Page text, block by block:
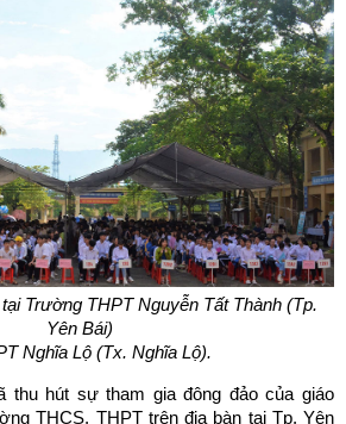
Trường THPT Nguyễn Tất Thành (Tp.
Yên Bái)
Nghĩa Lộ (Tx. Nghĩa Lộ).
thu hút sự tham gia đông đảo của giáo
THCS, THPT trên địa bàn tại Tp. Yên